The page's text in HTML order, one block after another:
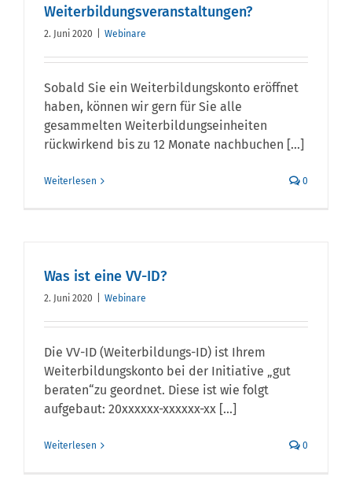
Weiterbildungsveranstaltungen?
2. Juni 2020 Webinare
Sobald Sie ein Weiterbildungskonto eröffnet
haben, können wir gern für Sie alle
gesammelten Weiterbildungseinheiten
rückwirkend bis zu 12 Monate nachbuchen [...]
Weiterlesen 0
Was ist eine VV-ID?
2. Juni 2020 Webinare
Die VV-ID (Weiterbildungs-ID) ist Ihrem
Weiterbildungskonto bei der Initiative „gut
beraten“zu geordnet. Diese ist wie folgt
aufgebaut: 20xxxxxx-xxxxxx-xx [...]
Weiterlesen 0